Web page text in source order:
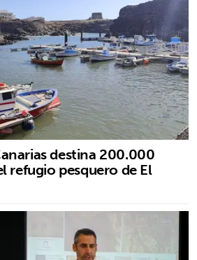
destina 200.000
refugio pesquero de El